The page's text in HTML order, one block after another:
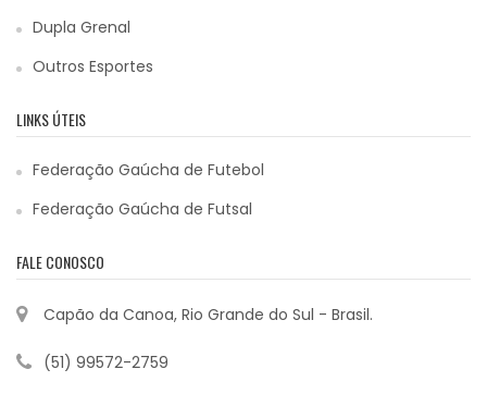
Dupla Grenal
Outros Esportes
LINKS ÚTEIS
Federação Gaúcha de Futebol
Federação Gaúcha de Futsal
FALE CONOSCO
Capão da Canoa, Rio Grande do Sul - Brasil.
(51) 99572-2759